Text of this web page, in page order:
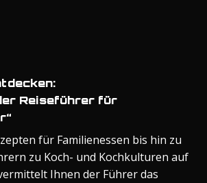
Reiseführer für
für Familienessen bis hin zu
zu Koch- und Kochkulturen auf
Ihnen der Führer das